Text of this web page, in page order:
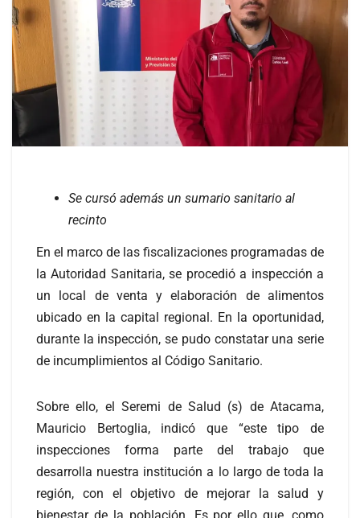
Se cursó además un sumario sanitario al
recinto
En el marco de las fiscalizaciones programadas de
la Autoridad Sanitaria, se procedió a inspección a
un local de venta y elaboración de alimentos
ubicado en la capital regional. En la oportunidad,
durante la inspección, se pudo constatar una serie
de incumplimientos al Código Sanitario.
Sobre ello, el Seremi de Salud (s) de Atacama,
Mauricio Bertoglia, indicó que “este tipo de
inspecciones forma parte del trabajo que
desarrolla nuestra institución a lo largo de toda la
región, con el objetivo de mejorar la salud y